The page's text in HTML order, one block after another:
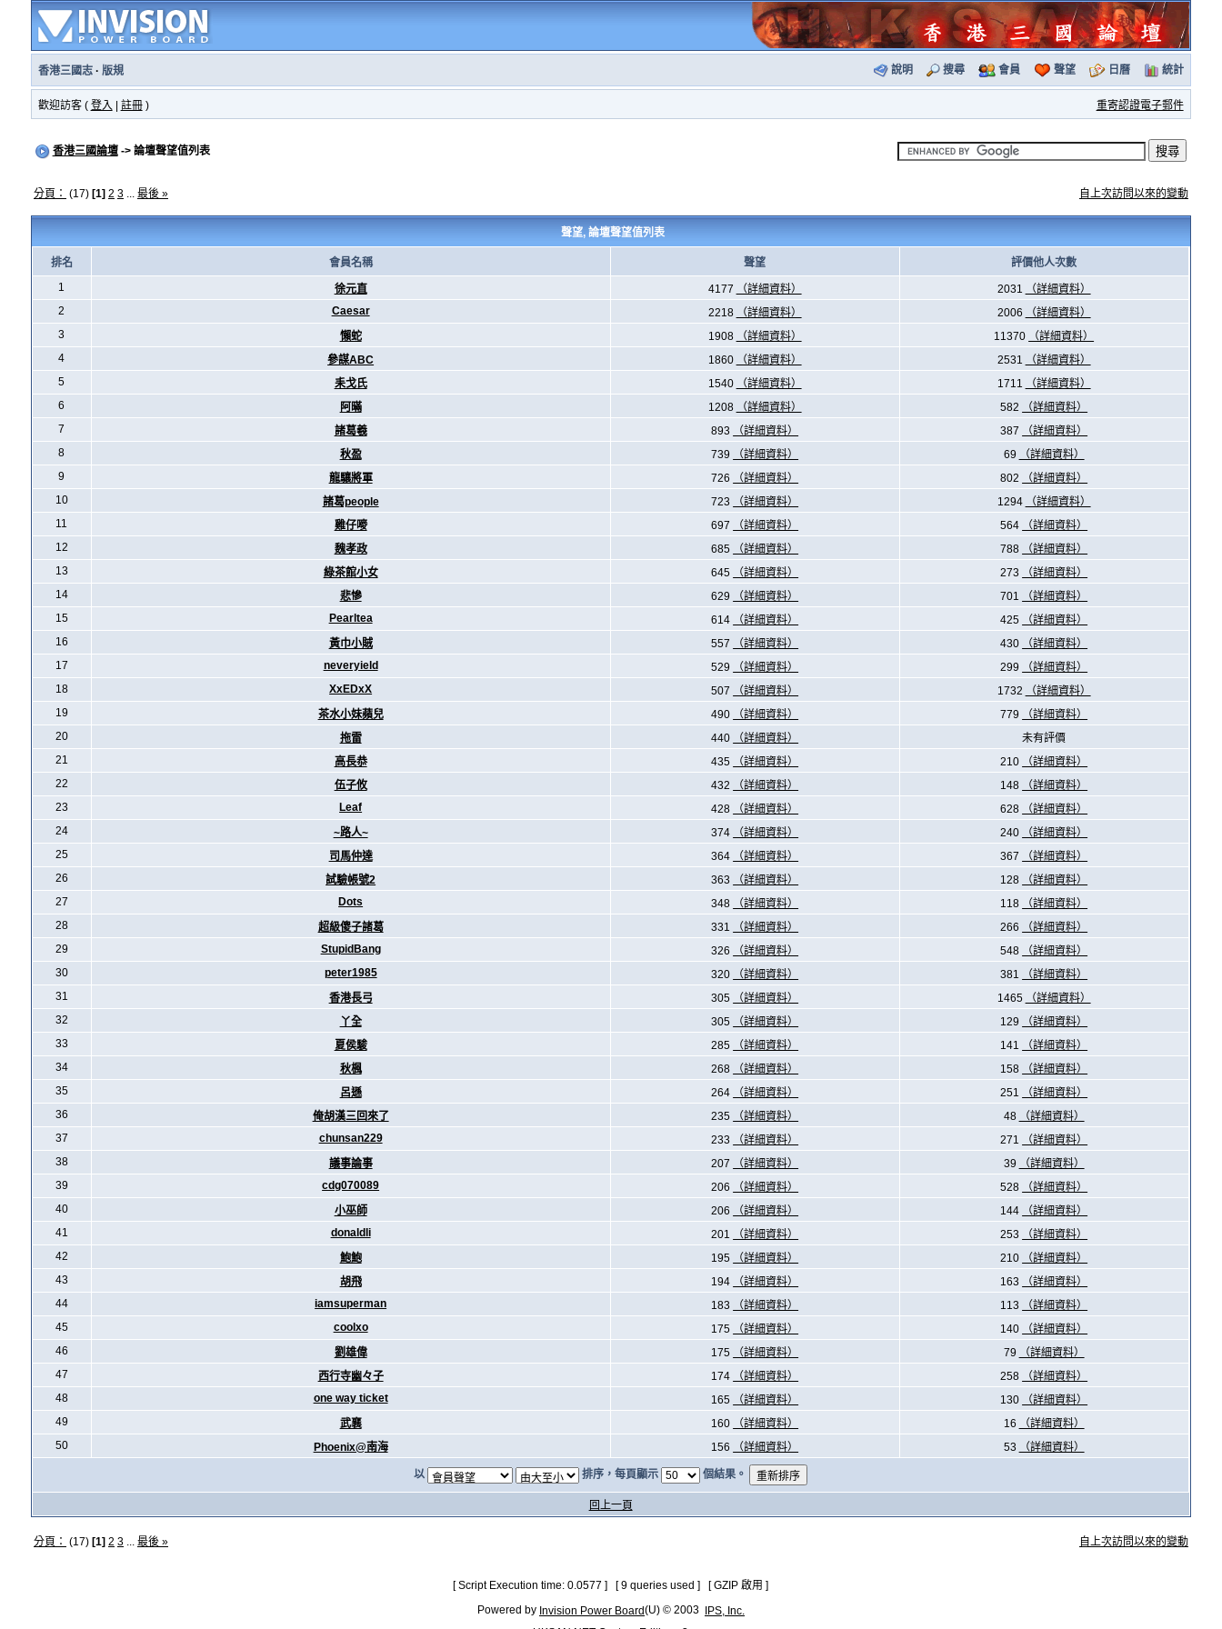
香港三國志· 版規 說明 搜尋 會員 聲望 日曆 統計
歡迎訪客 ( 登入 註冊) 重寄認證電子郵件
香港三國論壇-> 論壇聲望值列表
分頁： (17) [1] 2 3... 最後 » 自上次訪問以來的變動
聲望, 論壇聲望值列表
排名 會員名稱 聲望
評價他人次數
1
徐元直 4177 （詳細資料） 2031
（詳細資料）
2
Caesar 2218 （詳細資料） 2006
（詳細資料）
3
懶蛇 1908 （詳細資料） 11370
（詳細資料）
4
參謀ABC 1860 （詳細資料） 2531
（詳細資料）
5
耒戈氏 1540 （詳細資料） 1711
（詳細資料）
6
阿暪 1208 （詳細資料） 582
（詳細資料）
7
諸葛羲 893 （詳細資料） 387
（詳細資料）
8
秋盈 739 （詳細資料） 69
（詳細資料）
9
龍驤將軍 726 （詳細資料） 802
（詳細資料）
10
諸葛people 723 （詳細資料） 1294
（詳細資料）
11
雞仔嘜 697 （詳細資料） 564
（詳細資料）
12
魏孝政 685 （詳細資料） 788
（詳細資料）
13
綠茶館小女 645 （詳細資料） 273
（詳細資料）
14
悲慘 629 （詳細資料） 701
（詳細資料）
15
Pearltea 614 （詳細資料） 425
（詳細資料）
16
黃巾小賊 557 （詳細資料） 430
（詳細資料）
17
neveryield 529 （詳細資料） 299
（詳細資料）
18
XxEDxX 507 （詳細資料） 1732
（詳細資料）
19
茶水小妹蘋兒 490 （詳細資料） 779
（詳細資料）
20
拖雷 440 （詳細資料）
未有評價
21
高長恭 435 （詳細資料） 210
（詳細資料）
22
伍子攸 432 （詳細資料） 148
（詳細資料）
23
Leaf 428 （詳細資料） 628
（詳細資料）
24
~路人~ 374 （詳細資料） 240
（詳細資料）
25
司馬仲達 364 （詳細資料） 367
（詳細資料）
26
試驗帳號2 363 （詳細資料） 128
（詳細資料）
27
Dots 348 （詳細資料） 118
（詳細資料）
28
超級傻子諸葛 331 （詳細資料） 266
（詳細資料）
29
StupidBang 326 （詳細資料） 548
（詳細資料）
30
peter1985 320 （詳細資料） 381
（詳細資料）
31
香港長弓 305 （詳細資料） 1465
（詳細資料）
32
丫全 305 （詳細資料） 129
（詳細資料）
33
夏侯駿 285 （詳細資料） 141
（詳細資料）
34
秋楓 268 （詳細資料） 158
（詳細資料）
35
呂遜 264 （詳細資料） 251
（詳細資料）
36
俺胡漢三回來了 235 （詳細資料） 48
（詳細資料）
37
chunsan229 233 （詳細資料） 271
（詳細資料）
38
議事論事 207 （詳細資料） 39
（詳細資料）
39
cdg070089 206 （詳細資料） 528
（詳細資料）
40
小巫師 206 （詳細資料） 144
（詳細資料）
41
donaldli 201 （詳細資料） 253
（詳細資料）
42
鮑鮑 195 （詳細資料） 210
（詳細資料）
43
胡飛 194 （詳細資料） 163
（詳細資料）
44
iamsuperman 183 （詳細資料） 113
（詳細資料）
45
coolxo 175 （詳細資料） 140
（詳細資料）
46
劉雄偉 175 （詳細資料） 79
（詳細資料）
47
西行寺幽々子 174 （詳細資料） 258
（詳細資料）
48
one way ticket 165 （詳細資料） 130
（詳細資料）
49
武襄 160 （詳細資料） 16
（詳細資料）
50
Phoenix@南海 156 （詳細資料） 53 （詳細資料）
以 排序，每頁顯示 個結果。
回上一頁
分頁： (17) [1] 2 3... 最後 » 自上次訪問以來的變動
[ Script Execution time: 0.0577 ] [ 9 queries used ] [ GZIP 啟用 ]
Powered by Invision Power Board(U) © 2003
IPS, Inc.